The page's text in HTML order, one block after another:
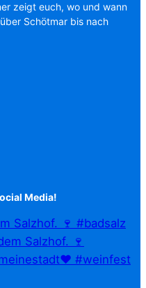
zeigt euch, wo und wann
Schötmar bis nach
Media!
Salzhof. 🍷 #badsalz